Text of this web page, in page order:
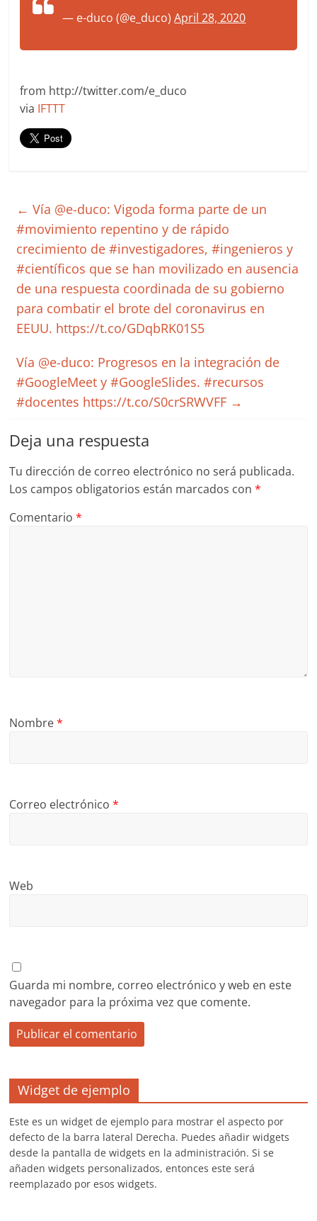
— e-duco (@e_duco)April 28, 2020
from http://twitter.com/e_duco
via IFTTT
← Vía @e-duco: Vigoda forma parte de un
#movimiento repentino y de rápido
crecimiento de #investigadores, #ingenieros y
#científicos que se han movilizado en ausencia
de una respuesta coordinada de su gobierno
para combatir el brote del coronavirus en
EEUU. https://t.co/GDqbRK01S5
Vía @e-duco: Progresos en la integración de
#GoogleMeet y #GoogleSlides. #recursos
#docentes https://t.co/S0crSRWVFF →
Deja una respuesta
Tu dirección de correo electrónico no será publicada.
Los campos obligatorios están marcados con*
Comentario*
Nombre*
Correo electrónico*
Web
Guarda mi nombre, correo electrónico y web en este
navegador para la próxima vez que comente.
Widget de ejemplo
Este es un widget de ejemplo para mostrar el aspecto por
defecto de la barra lateral Derecha. Puedes añadir widgets
desde la pantalla de widgets en la administración. Si se
añaden widgets personalizados, entonces este será
reemplazado por esos widgets.